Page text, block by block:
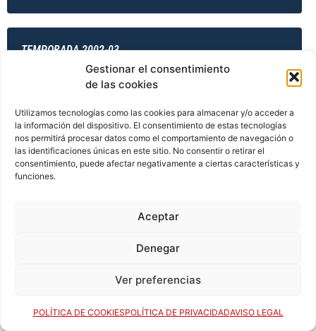
Gestionar el consentimiento
de las cookies
Utilizamos tecnologías como las cookies para almacenar y/o acceder a
la información del dispositivo. El consentimiento de estas tecnologías
nos permitirá procesar datos como el comportamiento de navegación o
las identificaciones únicas en este sitio. No consentir o retirar el
consentimiento, puede afectar negativamente a ciertas características y
funciones.
Aceptar
Denegar
Ver preferencias
POLÍTICA DE COOKIESPOLÍTICA DE PRIVACIDADAVISO LEGAL
TEMPORADA 2002-03
TEMPORADA 2003-04
TEMPORADA 2003-04
TEMPORADA 2003-04